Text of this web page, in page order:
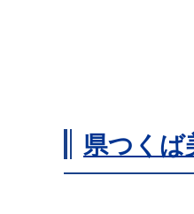
県つくば